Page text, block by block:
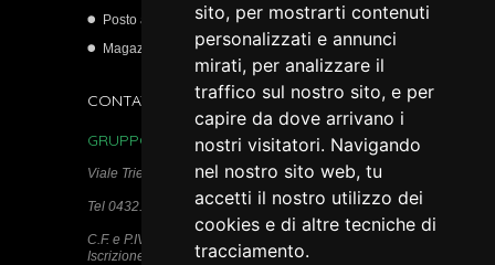
sito, per mostrarti contenuti
personalizzati e annunci
mirati, per analizzare il
traffico sul nostro sito, e per
capire da dove arrivano i
nostri visitatori. Navigando
nel nostro sito web, tu
accetti il nostro utilizzo dei
cookies e di altre tecniche di
tracciamento.
Posto auto scoperto
Magazzino
CONTATTI
GRUPPO IMMOBILIARE PAULIN s.r.l.c.r.
Viale Trieste, 115 - 33100 Udine
Tel 0432.511950
C.F. e P.IVA 02740280306
Iscrizione REA n. 284382